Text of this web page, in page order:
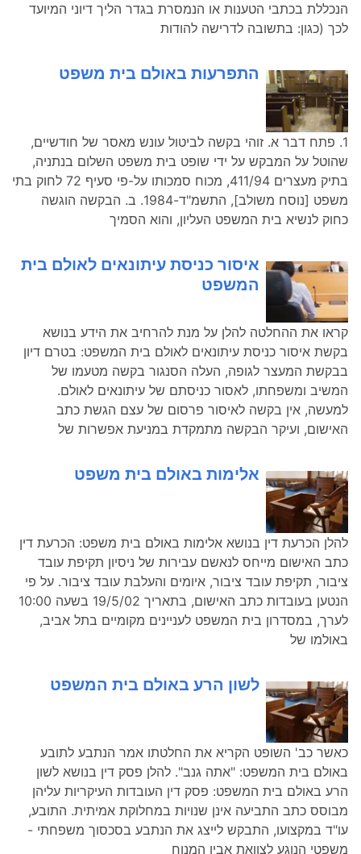
הנכללת בכתבי הטענות או הנמסרת בגדר הליך דיוני המיועד
לכך (כגון: בתשובה לדרישה להודות
התפרעות באולם בית משפט
1. פתח דבר א. זוהי בקשה לביטול עונש מאסר של חודשיים,
שהוטל על המבקש על ידי שופט בית משפט השלום בנתניה,
בתיק מעצרים 411/94, מכוח סמכותו על-פי סעיף 72 לחוק בתי
משפט [נוסח משולב], התשמ"ד-1984. ב. הבקשה הוגשה
כחוק לנשיא בית המשפט העליון, והוא הסמיך
איסור כניסת עיתונאים לאולם בית
המשפט
קראו את ההחלטה להלן על מנת להרחיב את הידע בנושא
בקשת איסור כניסת עיתונאים לאולם בית המשפט: בטרם דיון
בבקשת המעצר לגופה, העלה הסנגור בקשה מטעמו של
המשיב ומשפחתו, לאסור כניסתם של עיתונאים לאולם.
למעשה, אין בקשה לאיסור פרסום של עצם הגשת כתב
האישום, ועיקר הבקשה מתמקדת במניעת אפשרות של
אלימות באולם בית משפט
להלן הכרעת דין בנושא אלימות באולם בית משפט: הכרעת דין
כתב האישום מייחס לנאשם עבירות של ניסיון תקיפת עובד
ציבור, תקיפת עובד ציבור, איומים והעלבת עובד ציבור. על פי
הנטען בעובדות כתב האישום, בתאריך 19/5/02 בשעה 10:00
לערך, במסדרון בית המשפט לעניינים מקומיים בתל אביב,
באולמו של
לשון הרע באולם בית המשפט
כאשר כב' השופט הקריא את החלטתו אמר הנתבע לתובע
באולם בית המשפט: "אתה גנב". להלן פסק דין בנושא לשון
הרע באולם בית המשפט: פסק דין העובדות העיקריות עליהן
מבוסס כתב התביעה אינן שנויות במחלוקת אמיתית. התובע,
עו"ד במקצועו, התבקש לייצג את הנתבע בסכסוך משפחתי -
משפטי הנוגע לצוואת אביו המנוח